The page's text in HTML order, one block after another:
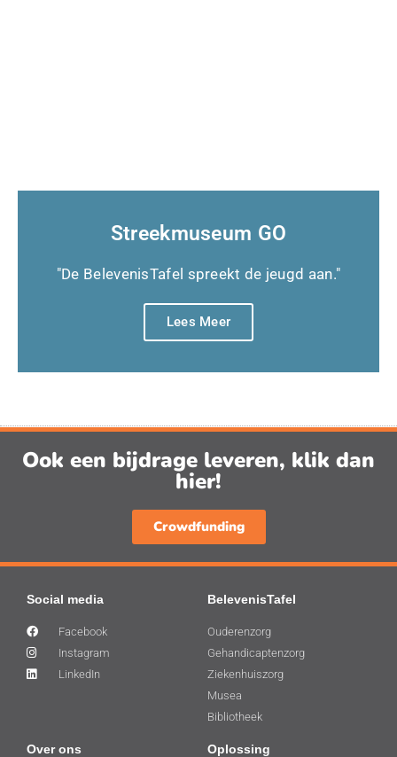
Streekmuseum GO
"De BelevenisTafel spreekt de jeugd aan."
Lees Meer
Ook een bijdrage leveren, klik dan
hier!
Crowdfunding
Social media
Facebook
Instagram
LinkedIn
BelevenisTafel
Ouderenzorg
Gehandicaptenzorg
Ziekenhuiszorg
Musea
Bibliotheek
Over ons Oplossing